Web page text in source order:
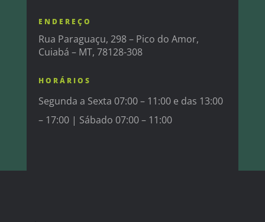
ENDEREÇO
Rua Paraguaçu, 298 – Pico do Amor,
Cuiabá – MT, 78128-308
HORÁRIOS
Segunda a Sexta 07:00 – 11:00 e das 13:00
– 17:00 | Sábado 07:00 – 11:00